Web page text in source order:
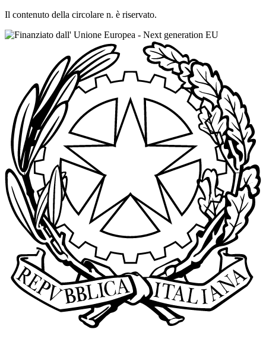
Il contenuto della circolare n. è riservato.